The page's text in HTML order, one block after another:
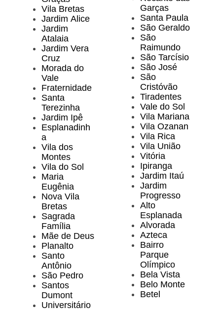
Vila Bretas
Jardim Alice
Jardim
Atalaia
Jardim Vera
Cruz
Morada do
Vale
Fraternidade
Santa
Terezinha
Jardim Ipê
Esplanadinh
a
Vila dos
Montes
Vila do Sol
Maria
Eugênia
Nova Vila
Bretas
Sagrada
Família
Mãe de Deus
Planalto
Santo
Antônio
São Pedro
Santos
Dumont
Universitário
Garças
Santa Paula
São Geraldo
São
Raimundo
São Tarcísio
São José
São
Cristóvão
Tiradentes
Vale do Sol
Vila Mariana
Vila Ozanan
Vila Rica
Vila União
Vitória
Ipiranga
Jardim Itaú
Jardim
Progresso
Alto
Esplanada
Alvorada
Azteca
Bairro
Parque
Olímpico
Bela Vista
Belo Monte
Betel